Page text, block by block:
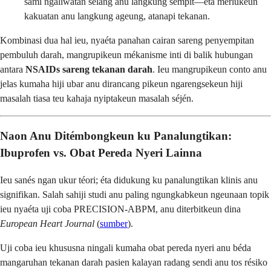
kakuatan anu langkung ageung, atanapi tekanan.
Kombinasi dua hal ieu, nyaéta panahan cairan sareng penyempitan
pembuluh darah, mangrupikeun mékanisme inti di balik hubungan
antara NSAIDs sareng tekanan darah. Ieu mangrupikeun conto anu
jelas kumaha hiji ubar anu dirancang pikeun ngarengsekeun hiji
masalah tiasa teu kahaja nyiptakeun masalah séjén.
Naon Anu Ditémbongkeun ku Panalungtikan:
Ibuprofen vs. Obat Pereda Nyeri Lainna
Ieu sanés ngan ukur téori; éta didukung ku panalungtikan klinis anu
signifikan. Salah sahiji studi anu paling ngungkabkeun ngeunaan topik
ieu nyaéta uji coba PRECISION-ABPM, anu diterbitkeun dina
European Heart Journal (sumber).
Uji coba ieu khususna ningali kumaha obat pereda nyeri anu béda
mangaruhan tekanan darah pasien kalayan radang sendi anu tos résiko